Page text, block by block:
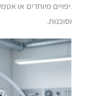
מיוחדים או אטמים